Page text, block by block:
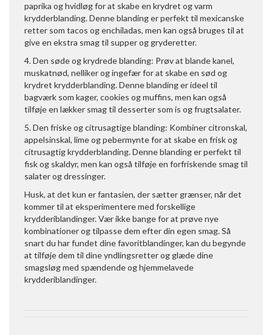
paprika og hvidløg for at skabe en krydret og varm
krydderblanding. Denne blanding er perfekt til mexicanske
retter som tacos og enchiladas, men kan også bruges til at
give en ekstra smag til supper og gryderetter.
4. Den søde og krydrede blanding: Prøv at blande kanel,
muskatnød, nelliker og ingefær for at skabe en sød og
krydret krydderblanding. Denne blanding er ideel til
bagværk som kager, cookies og muffins, men kan også
tilføje en lækker smag til desserter som is og frugtsalater.
5. Den friske og citrusagtige blanding: Kombiner citronskal,
appelsinskal, lime og pebermynte for at skabe en frisk og
citrusagtig krydderblanding. Denne blanding er perfekt til
fisk og skaldyr, men kan også tilføje en forfriskende smag til
salater og dressinger.
Husk, at det kun er fantasien, der sætter grænser, når det
kommer til at eksperimentere med forskellige
krydderiblandinger. Vær ikke bange for at prøve nye
kombinationer og tilpasse dem efter din egen smag. Så
snart du har fundet dine favoritblandinger, kan du begynde
at tilføje dem til dine yndlingsretter og glæde dine
smagsløg med spændende og hjemmelavede
krydderiblandinger.